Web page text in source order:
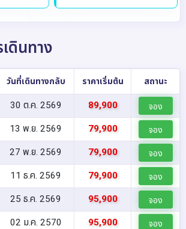
ดินทาง
วันที่เดินทางกลับ ราคาเริ่มต้น สถานะ
30 ต.ค. 2569 89,900 จอง
13 พ.ย. 2569 79,900 จอง
27 พ.ย. 2569 79,900 จอง
11 ธ.ค. 2569 79,900 จอง
25 ธ.ค. 2569 95,900 จอง
02 ม.ค. 2570 95,900 จอง